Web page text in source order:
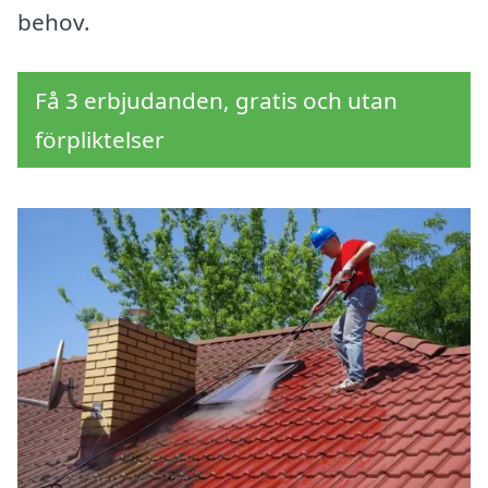
behov.
Få 3 erbjudanden, gratis och utan
förpliktelser